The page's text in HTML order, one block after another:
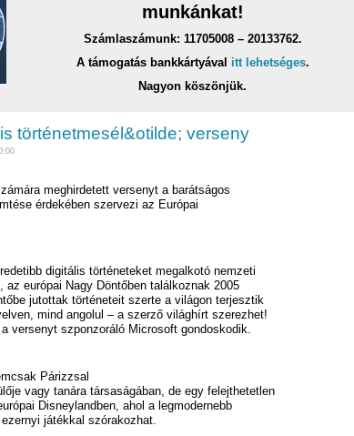
munkánkat!
Számlaszámunk: 11705008 – 20133762.
A támogatás bankkártyával itt lehetséges.
Nagyon köszönjük.
történetmesél&otilde; verseny
meghirdetett versenyt a barátságos
érdekében szervezi az Európai
digitális történeteket megalkotó nemzeti
az európai Nagy Döntőben találkoznak 2005
jutottak történeteit szerte a világon terjesztik
mind angolul – a szerző világhírt szerezhet!
versenyt szponzoráló Microsoft gondoskodik.
Párizzsal
vagy tanára társaságában, de egy felejthetetlen
Disneylandben, ahol a legmodernebb
játékkal szórakozhat.